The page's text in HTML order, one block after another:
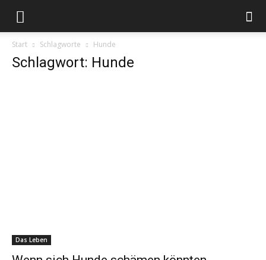
Start Schlagworte Hunde
Schlagwort: Hunde
Das Leben